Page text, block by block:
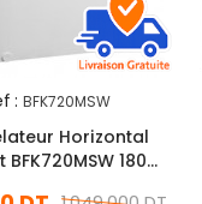
: BFK720MSW
Horizontal
180